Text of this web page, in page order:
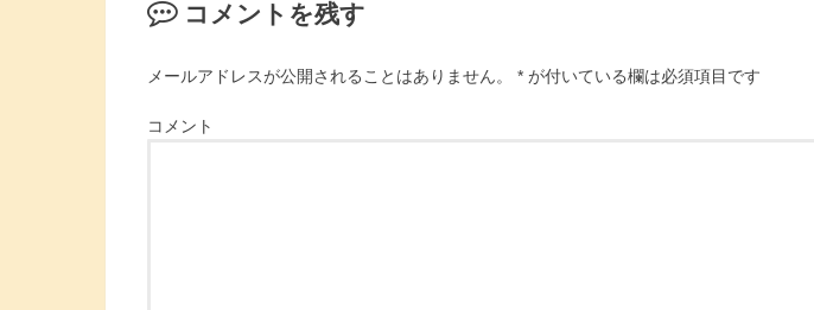
コメントを残す
メールアドレスが公開されることはありません。 * が付いている欄は必須項目です
コメント